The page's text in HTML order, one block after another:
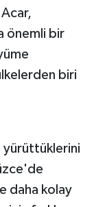
önemli bir
biri
yürüttüklerini
daha kolay